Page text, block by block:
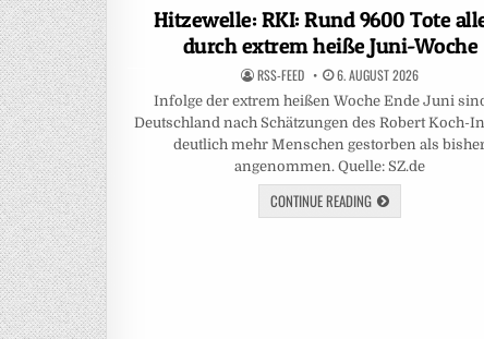
in
Hitzewelle: RKI: Rund 9600 Tote
durch extrem heiße Juni-Woche
RSS-FEED 6. AUGUST 2026
Infolge der extrem heißen Woche Ende Juni
Deutschland nach Schätzungen des Robert Koch-
deutlich mehr Menschen gestorben als
angenommen. Quelle: SZ.de
CONTINUE READING